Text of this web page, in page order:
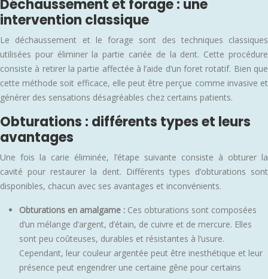
Déchaussement et forage : une
intervention classique
Le déchaussement et le forage sont des techniques classiques
utilisées pour éliminer la partie cariée de la dent. Cette procédure
consiste à retirer la partie affectée à l’aide d’un foret rotatif. Bien que
cette méthode soit efficace, elle peut être perçue comme invasive et
générer des sensations désagréables chez certains patients.
Obturations : différents types et leurs
avantages
Une fois la carie éliminée, l’étape suivante consiste à obturer la
cavité pour restaurer la dent. Différents types d’obturations sont
disponibles, chacun avec ses avantages et inconvénients.
Obturations en amalgame : Ces obturations sont composées
d’un mélange d’argent, d’étain, de cuivre et de mercure. Elles
sont peu coûteuses, durables et résistantes à l’usure.
Cependant, leur couleur argentée peut être inesthétique et leur
présence peut engendrer une certaine gêne pour certains